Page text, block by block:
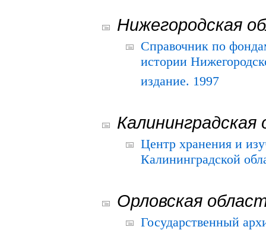
Нижегородская
Справочник по
истории
издание. 1997
Калининградская
Центр хранения и
Калининградской
Орловская
Государственный